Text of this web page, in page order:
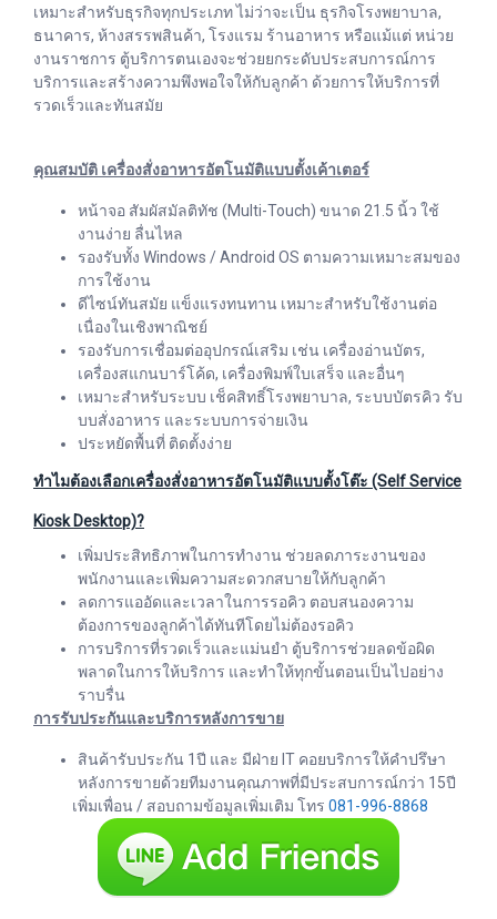
เหมาะสำหรับธุรกิจทุกประเภท ไม่ว่าจะเป็น ธุรกิจโรงพยาบาล,
ธนาคาร, ห้างสรรพสินค้า, โรงแรม ร้านอาหาร หรือแม้แต่ หน่วย
งานราชการ ตู้บริการตนเองจะช่วยยกระดับประสบการณ์การ
บริการและสร้างความพึงพอใจให้กับลูกค้า ด้วยการให้บริการที่
รวดเร็วและทันสมัย
คุณสมบัติ เครื่องสั่งอาหารอัตโนมัติแบบตั้งเค้าเตอร์
หน้าจอ สัมผัสมัลติทัช (Multi-Touch) ขนาด 21.5 นิ้ว ใช้
งานง่าย ลื่นไหล
รองรับทั้ง Windows / Android OS ตามความเหมาะสมของ
การใช้งาน
ดีไซน์ทันสมัย แข็งแรงทนทาน เหมาะสำหรับใช้งานต่อ
เนื่องในเชิงพาณิชย์
รองรับการเชื่อมต่ออุปกรณ์เสริม เช่น เครื่องอ่านบัตร,
เครื่องสแกนบาร์โค้ด, เครื่องพิมพ์ใบเสร็จ และอื่นๆ
เหมาะสำหรับระบบ เช็คสิทธิ์โรงพยาบาล, ระบบบัตรคิว รับ
บบสั่งอาหาร และระบบการจ่ายเงิน
ประหยัดพื้นที่ ติดตั้งง่าย
ทำไมต้องเลือกเครื่องสั่งอาหารอัตโนมัติแบบตั้งโต๊ะ (Self Service
Kiosk Desktop)?
เพิ่มประสิทธิภาพในการทำงาน ช่วยลดภาระงานของ
พนักงานและเพิ่มความสะดวกสบายให้กับลูกค้า
ลดการแออัดและเวลาในการรอคิว ตอบสนองความ
ต้องการของลูกค้าได้ทันทีโดยไม่ต้องรอคิว
การบริการที่รวดเร็วและแม่นยำ ตู้บริการช่วยลดข้อผิด
พลาดในการให้บริการ และทำให้ทุกขั้นตอนเป็นไปอย่าง
ราบรื่น
การรับประกันและบริการหลังการขาย
สินค้ารับประกัน 1ปี และ มีฝ่าย IT คอยบริการให้คำปรึษา
หลังการขายด้วยทีมงานคุณภาพที่มีประสบการณ์กว่า 15ปี
เพิ่มเพื่อน / สอบถามข้อมูลเพิ่มเติม โทร 081-996-8868